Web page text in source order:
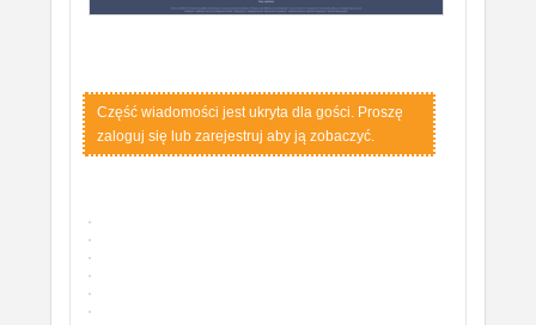
Część wiadomości jest ukryta dla gości. Proszę
zaloguj się lub zarejestruj aby ją zobaczyć.